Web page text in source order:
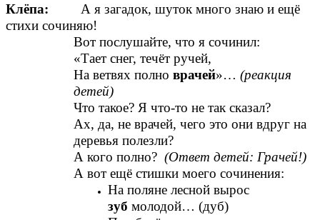
Клёпа:
А я загадок, шуток много знаю и ещё
стихи сочиняю!
Вот послушайте, что я сочинил:
«Тает снег, течёт ручей,
На ветвях полно врачей»… (реакция
детей)
Что такое? Я что-то не так сказал?
Ах, да, не врачей, чего это они вдруг на
деревья полезли?
А кого полно? (Ответ детей: Грачей!)
А вот ещё стишки моего сочинения:
На поляне лесной вырос
зуб молодой… (дуб)